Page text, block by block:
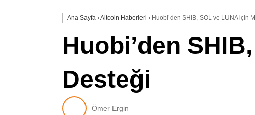
Ana Sayfa ›Altcoin Haberleri › Huobi’den SHIB, SOL ve LUNA için
Huobi’den
Desteği
Ömer Ergin